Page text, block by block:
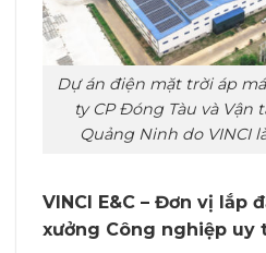
Dự án điện mặt trời áp
ty CP Đóng Tàu và Vận
Quảng Ninh do VINCI
VINCI E&C – Đơn vị lắp
xưởng Công nghiệp uy